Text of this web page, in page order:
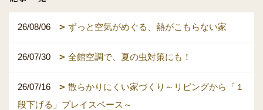
26/08/06 ずっと空気がめぐる、熱がこもらない家
26/07/30 全館空調で、夏の虫対策にも！
26/07/16
散らかりにくい家づくり～リビングから「１
段下げる」プレイスペース～